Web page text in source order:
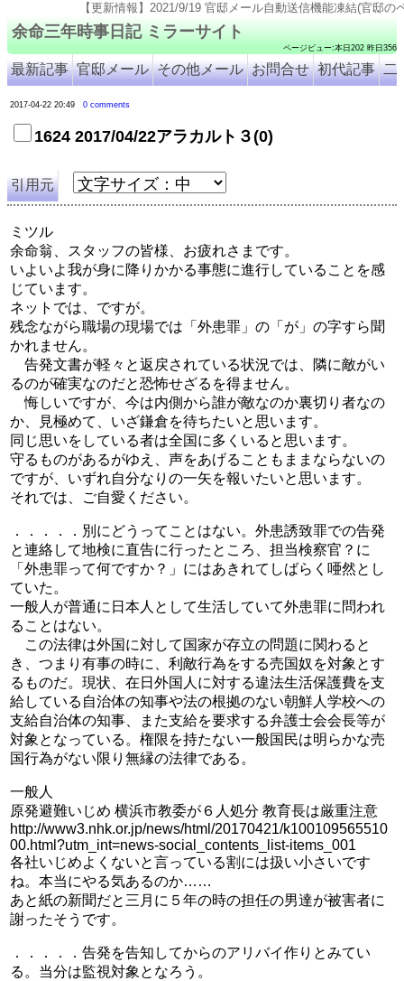
余命三年時事日記 ミラーサイト
ページビュー:本日202 昨日356
最新記事 官邸メール その他メール お問合せ 初代記事 二
2017-04-22 20:49 0 comments
1624 2017/04/22アラカルト３(0)
引用元
ミツル
余命翁、スタッフの皆様、お疲れさまです。
いよいよ我が身に降りかかる事態に進行していることを感
じています。
ネットでは、ですが。
残念ながら職場の現場では「外患罪」の「が」の字すら聞
かれません。
告発文書が軽々と返戻されている状況では、隣に敵がい
るのが確実なのだと恐怖せざるを得ません。
悔しいですが、今は内側から誰が敵なのか裏切り者なの
か、見極めて、いざ鎌倉を待ちたいと思います。
同じ思いをしている者は全国に多くいると思います。
守るものがあるがゆえ、声をあげることもままならないの
ですが、いずれ自分なりの一矢を報いたいと思います。
それでは、ご自愛ください。
．．．．．別にどうってことはない。外患誘致罪での告発
と連絡して地検に直告に行ったところ、担当検察官？に
「外患罪って何ですか？」にはあきれてしばらく唖然とし
ていた。
一般人が普通に日本人として生活していて外患罪に問われ
ることはない。
この法律は外国に対して国家が存立の問題に関わると
き、つまり有事の時に、利敵行為をする売国奴を対象とす
るものだ。現状、在日外国人に対する違法生活保護費を支
給している自治体の知事や法の根拠のない朝鮮人学校への
支給自治体の知事、また支給を要求する弁護士会会長等が
対象となっている。権限を持たない一般国民は明らかな売
国行為がない限り無縁の法律である。
一般人
原発避難いじめ 横浜市教委が６人処分 教育長は厳重注意
http://www3.nhk.or.jp/news/html/20170421/k100109565510
00.html?utm_int=news-social_contents_list-items_001
各社いじめよくないと言っている割には扱い小さいです
ね。本当にやる気あるのか……
あと紙の新聞だと三月に５年の時の担任の男達が被害者に
謝ったそうです。
．．．．．告発を告知してからのアリバイ作りとみてい
る。当分は監視対象となろう。
【更新情報】2021/9/19 官邸メール自動送信機能凍結(官邸のページ